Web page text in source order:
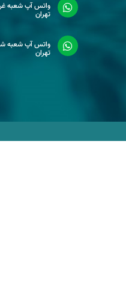
واتس آپ شعبه
تهران
واتس آپ شعبه
تهران